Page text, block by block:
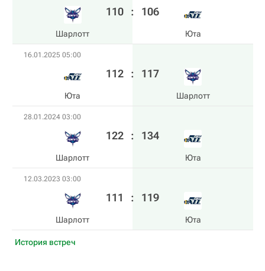
Шарлотт
110 : 106
Юта
16.01.2025 05:00
Юта
112 : 117
Шарлотт
28.01.2024 03:00
Шарлотт
122 : 134
Юта
12.03.2023 03:00
Шарлотт
111 : 119
Юта
История встреч